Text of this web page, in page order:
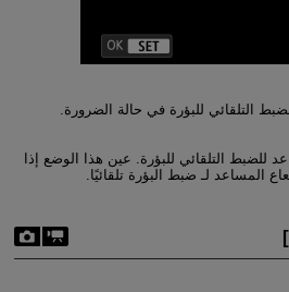
التلقائي للبؤرة في حالة الضرورة.
للضبط التلقائي للبؤرة. عين هذا الوضع إذا
المساعد لـ ضبط البؤرة تلقائيًا.
]